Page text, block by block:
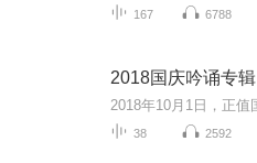
167 6788
2018国庆吟诵专辑
38 2592